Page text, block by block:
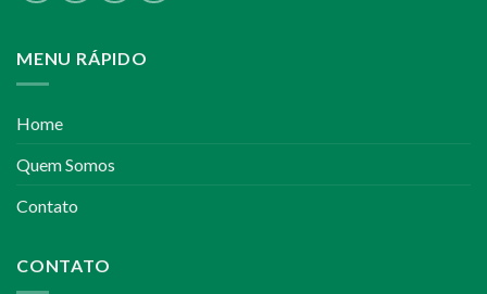
MENU RÁPIDO
Home
Quem Somos
Contato
CONTATO